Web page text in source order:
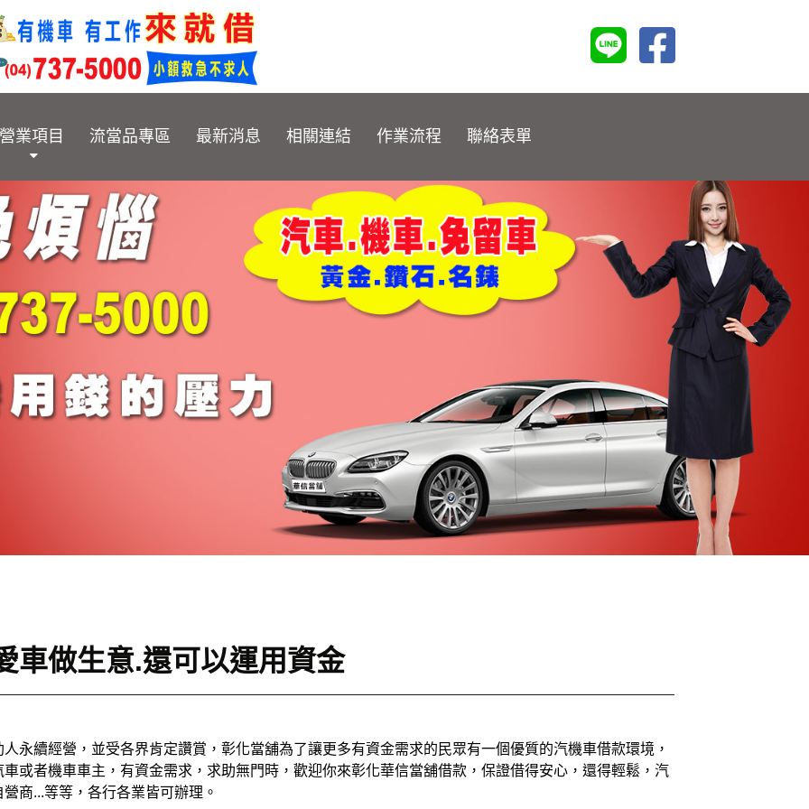
營業項目 流當品專區 最新消息 相關連結 作業流程 聯絡表單
車做生意.還可以運用資金
永續經營，並受各界肯定讚賞，彰化當舖為了讓更多有資金需求的民眾有一個優質的汽機車借款環境，
或者機車車主，有資金需求，求助無門時，歡迎你來彰化華信當舖借款，保證借得安心，還得輕鬆，汽
商...等等，各行各業皆可辦理。